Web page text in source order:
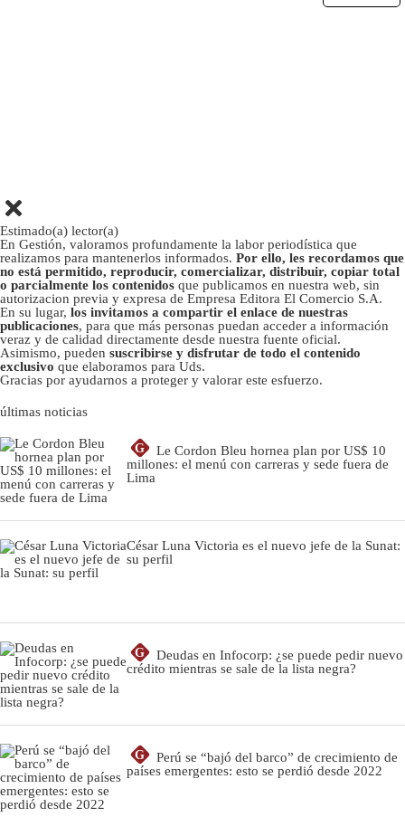
Estimado(a) lector(a)
En Gestión, valoramos profundamente la labor periodística que
realizamos para mantenerlos informados. Por ello, les recordamos que
no está permitido, reproducir, comercializar, distribuir, copiar total
o parcialmente los contenidos que publicamos en nuestra web, sin
autorizacion previa y expresa de Empresa Editora El Comercio S.A.
En su lugar, los invitamos a compartir el enlace de nuestras
publicaciones, para que más personas puedan acceder a información
veraz y de calidad directamente desde nuestra fuente oficial.
Asimismo, pueden suscribirse y disfrutar de todo el contenido
exclusivo que elaboramos para Uds.
Gracias por ayudarnos a proteger y valorar este esfuerzo.
últimas noticias
G
Le Cordon Bleu hornea plan por US$ 10
millones: el menú con carreras y sede fuera de
Lima
César Luna Victoria es el nuevo jefe de la Sunat:
su perfil
G
Deudas en Infocorp: ¿se puede pedir nuevo
crédito mientras se sale de la lista negra?
G
Perú se “bajó del barco” de crecimiento de
países emergentes: esto se perdió desde 2022